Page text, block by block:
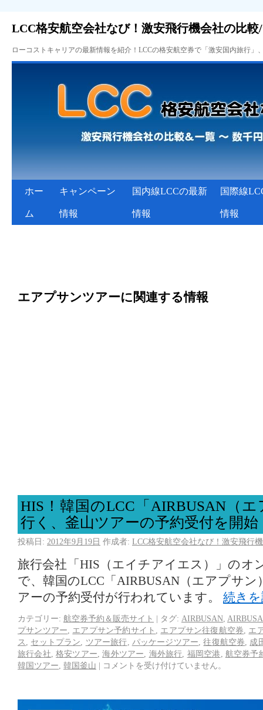
LCC格安航空会社なび！激安飛行機会社の比較
ローコストキャリアの最新情報を紹介！LCCの格安航空券で「激安国内旅行
ホー
ム
キャンペーン
情報
国内線LCCの最新
情報
国際線
情報
エアプサンツアーに関連する情報
HIS！韓国のLCC「AIRBUSAN（
行く、釜山ツアーの予約受付を開始
投稿日: 2012年9月19日 作成者: LCC格安航空会社なび！激安飛行
旅行会社「HIS（エイチアイエス）」のオ
で、韓国のLCC「AIRBUSAN（エアプサン
アーの予約受付が行われています。 続き
カテゴリー: 航空券予約＆販売サイト | タグ: AIRBUSAN
プサンツアー
エアプサン予約サイト エアプサン往復航空券
エ
ス
セットプラン ツアー旅行 パッケージツアー ,往復航空券
成
旅行会社 ,格安ツアー ,海外ツアー 海外旅行 福岡空港
航空券予
韓国ツアー 韓国釜山 | コメントを受け付けていません。